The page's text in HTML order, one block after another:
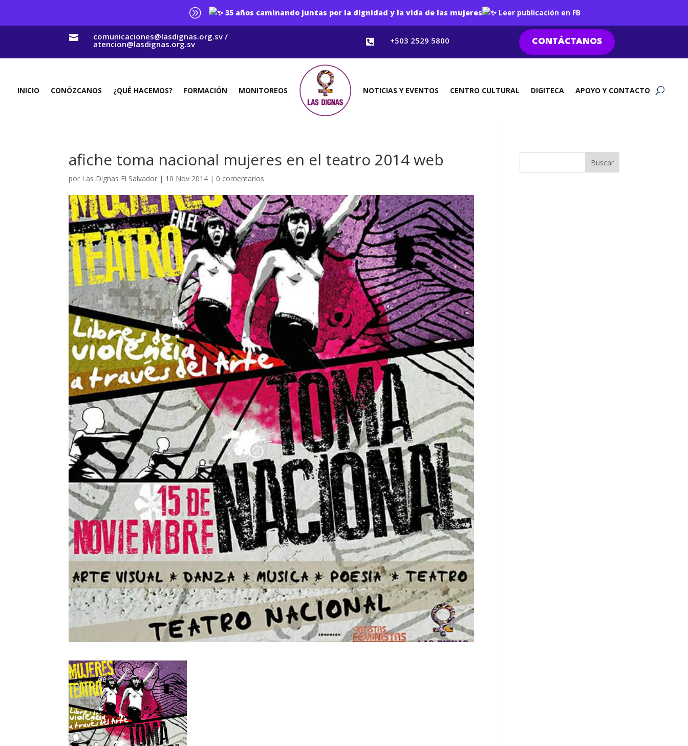
A 35 años caminando juntas por la dignidad y la vida de las mujeres Leer publicación en FB
 comunicaciones@lasdignas.org.sv /
atencion@lasdignas.org.sv  +503 2529 5800 CONTÁCTANOS
INICIO CONÓZCANOS ¿QUÉ HACEMOS? FORMACIÓN MONITOREOS NOTICIAS Y EVENTOS CENTRO CULTURAL DIGITECA APOYO Y CONTACTO
afiche toma nacional mujeres en el teatro 2014 web
por Las Dignas El Salvador | 10 Nov 2014 | 0 comentarios